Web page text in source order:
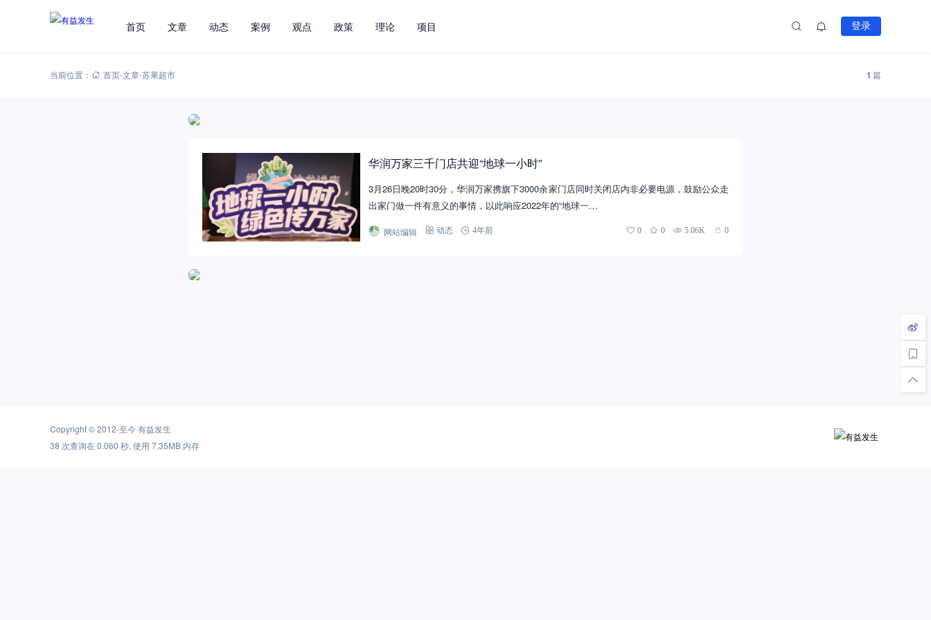
首页 文章 动态 案例 观点 政策 理论 项目 登录
当前位置： 首页-文章-苏果超市 1 篇
华润万家三千门店共迎“地球一小时”
3月26日晚20时30分，华润万家携旗下3000余家门店同时关闭店内非必要电源，鼓励公众走
出家门做一件有意义的事情，以此响应2022年的“地球一…
网站编辑 动态 4年前 0 0 5.06K 0
Copyright © 2012-至今有益发生
38 次查询在 0.060 秒, 使用 7.35MB 内存